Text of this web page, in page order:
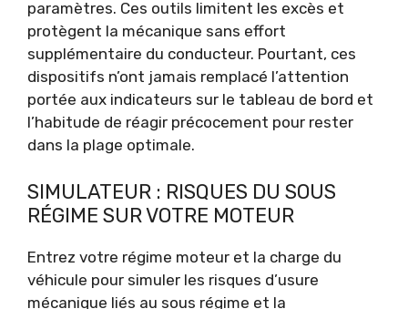
paramètres. Ces outils limitent les excès et
protègent la mécanique sans effort
supplémentaire du conducteur. Pourtant, ces
dispositifs n’ont jamais remplacé l’attention
portée aux indicateurs sur le tableau de bord et
l’habitude de réagir précocement pour rester
dans la plage optimale.
SIMULATEUR : RISQUES DU SOUS
RÉGIME SUR VOTRE MOTEUR
Entrez votre régime moteur et la charge du
véhicule pour simuler les risques d’usure
mécanique liés au sous régime et la